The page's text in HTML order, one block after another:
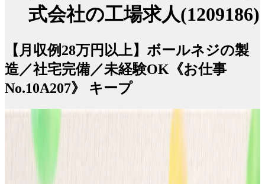
式会社の工場求人(1209186)
【月収例28万円以上】ボールネジの製
造／社宅完備／未経験OK《お仕事
No.10A207》 キープ